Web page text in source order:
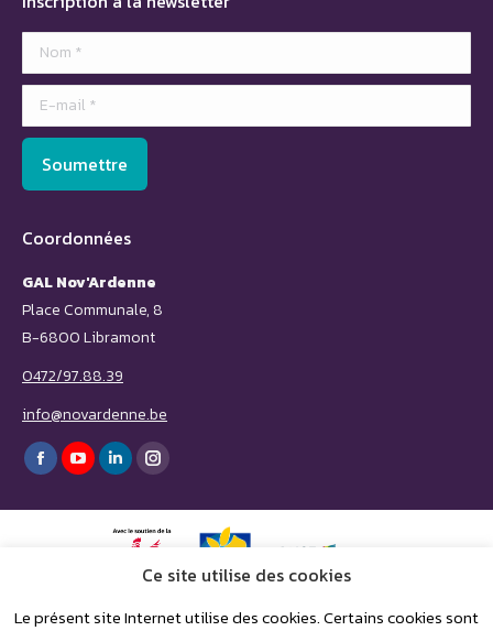
Nom *
E-mail *
Soumettre
Coordonnées
GAL Nov'Ardenne
Place Communale, 8
B-6800 Libramont
0472/97.88.39
info@novardenne.be
Trouvez nous sur :
Facebook
page
YouTube
page
opens
LinkedIn
page
opens
Instagram
page
opens
in
Ce site utilise des cookies
Le présent site Internet utilise des cookies. Certains cookies sont